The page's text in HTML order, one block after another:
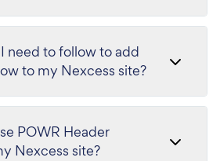
need to follow to add
to my Nexcess site?
POWR Header
Nexcess site?